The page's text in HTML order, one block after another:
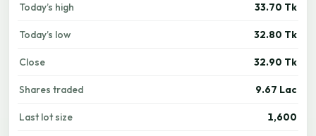
Today’s high 33.70 Tk
Today’s low 32.80 Tk
Close 32.90 Tk
Shares traded 9.67 Lac
Last lot size 1,600